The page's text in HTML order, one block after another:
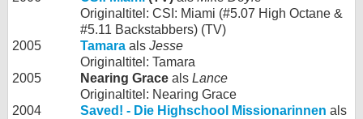
Originaltitel: CSI: Miami (#5.07 High Octane &
#5.11 Backstabbers) (TV)
2005
Tamara als Jesse
Originaltitel: Tamara
2005
Nearing Grace als Lance
Originaltitel: Nearing Grace
2004
Saved! - Die Highschool Missionarinnen als